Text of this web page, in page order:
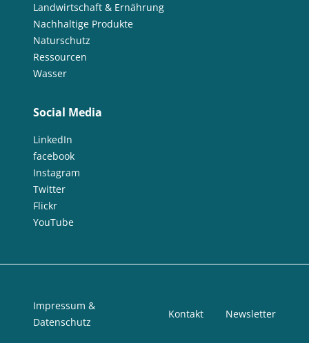
Landwirtschaft & Ernährung
Nachhaltige Produkte
Naturschutz
Ressourcen
Wasser
Social Media
LinkedIn
facebook
Instagram
Twitter
Flickr
YouTube
Impressum &
Datenschutz
Kontakt Newsletter